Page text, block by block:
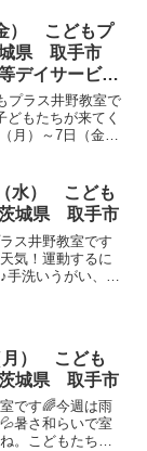
） こどもプ
県 取手市
デイサービ
療育 運動遊
達障がい
プラス井野教室で
もたちが来てく
月）～7日（金）
く活動で...
水） こども
城県 取手市
ス井野教室です
気！運動するに
洗いうがい、消
月） こども
城県 取手市
です🌈今週は雨
暑さ和らいで室
。こどもたちは